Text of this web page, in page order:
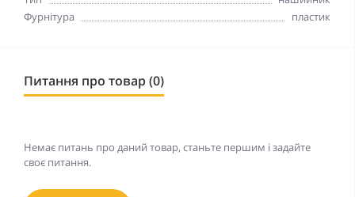
Фурнітура
пластик
Питання про товар (0)
Немає питань про даний товар, станьте першим і задайте
своє питання.